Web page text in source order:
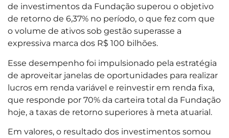
de investimentos da Fundação superou o objetivo
de retorno de 6,37% no período, o que fez com que
o volume de ativos sob gestão superasse a
expressiva marca dos R$ 100 bilhões.
Esse desempenho foi impulsionado pela estratégia
de aproveitar janelas de oportunidades para realizar
lucros em renda variável e reinvestir em renda fixa,
que responde por 70% da carteira total da Fundação
hoje, a taxas de retorno superiores à meta atuarial.
Em valores, o resultado dos investimentos somou